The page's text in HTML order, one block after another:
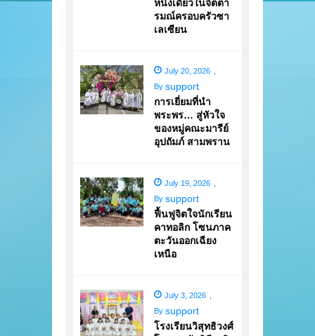
หนึ่งเดียวในจิตตา
รมณ์ครอบครัวซา
เลเซียน
July 20, 2026
By support
การเยี่ยมที่นำ
พระพร… สู่หัวใจ
ของหมู่คณะมารีย์
อุปถัมภ์ สามพราน
July 19, 2026
By support
ฟื้นฟูจิตใจนักเรียน
คาทอลิก โซนภาค
ตะวันออกเฉียง
เหนือ
July 3, 2026
By support
โรงเรียนวิสุทธิวงศ์